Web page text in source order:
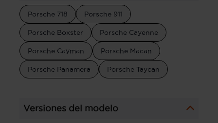
Porsche 718 Porsche 911
Porsche Boxster Porsche Cayenne
Porsche Cayman Porsche Macan
Porsche Panamera Porsche Taycan
Versiones del modelo